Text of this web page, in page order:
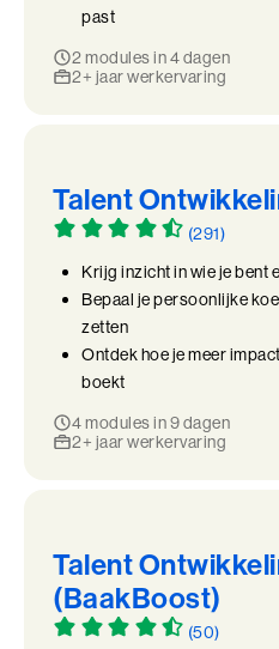
past
2 modules in 4 dagen
2+ jaar werkervaring
Talent
(291)
Krijg inzicht in wie je bent
Bepaal je persoonlijke
zetten
Ontdek hoe je meer
boekt
4 modules in 9 dagen
2+ jaar werkervaring
Talent
(BaakBoost)
(50)